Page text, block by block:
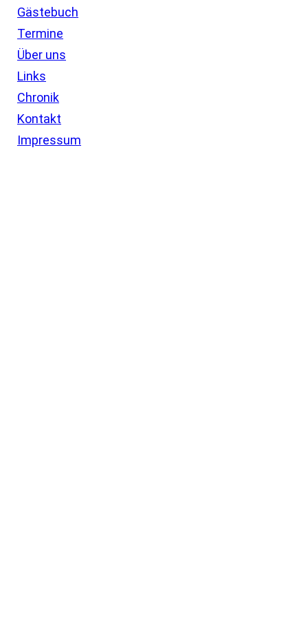
Gästebuch
Termine
Über uns
Links
Chronik
Kontakt
Impressum